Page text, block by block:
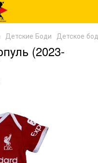
Детские Боди Детское
(2023-